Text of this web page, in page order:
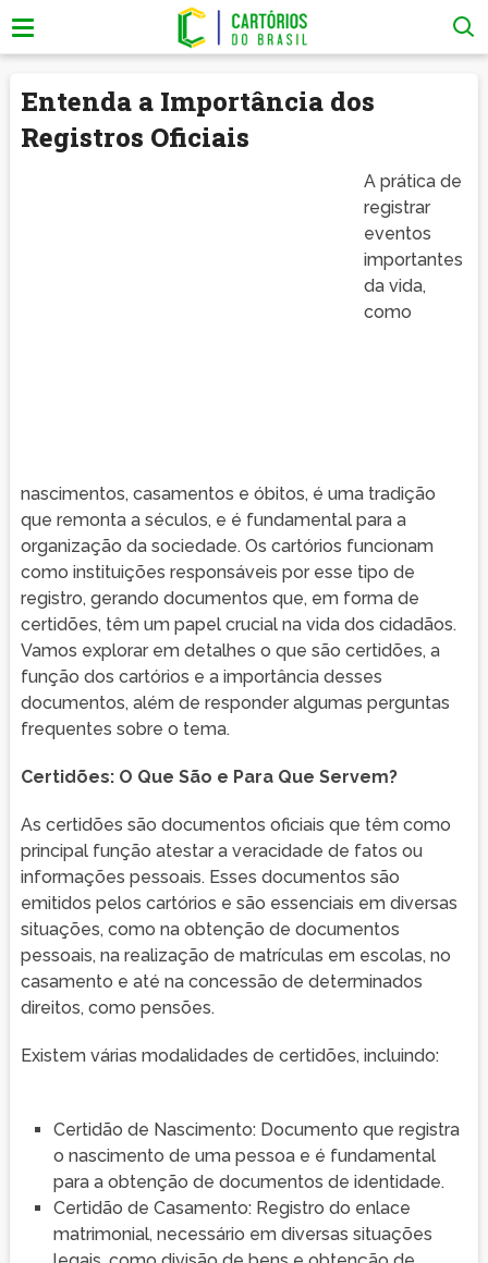
Entenda a Importância dos
Registros Oficiais
A prática de
registrar
eventos
importantes
da vida,
como
nascimentos, casamentos e óbitos, é uma tradição
que remonta a séculos, e é fundamental para a
organização da sociedade. Os cartórios funcionam
como instituições responsáveis por esse tipo de
registro, gerando documentos que, em forma de
certidões, têm um papel crucial na vida dos cidadãos.
Vamos explorar em detalhes o que são certidões, a
função dos cartórios e a importância desses
documentos, além de responder algumas perguntas
frequentes sobre o tema.
Certidões: O Que São e Para Que Servem?
As certidões são documentos oficiais que têm como
principal função atestar a veracidade de fatos ou
informações pessoais. Esses documentos são
emitidos pelos cartórios e são essenciais em diversas
situações, como na obtenção de documentos
pessoais, na realização de matrículas em escolas, no
casamento e até na concessão de determinados
direitos, como pensões.
Existem várias modalidades de certidões, incluindo:
Certidão de Nascimento: Documento que registra
o nascimento de uma pessoa e é fundamental
para a obtenção de documentos de identidade.
Certidão de Casamento: Registro do enlace
matrimonial, necessário em diversas situações